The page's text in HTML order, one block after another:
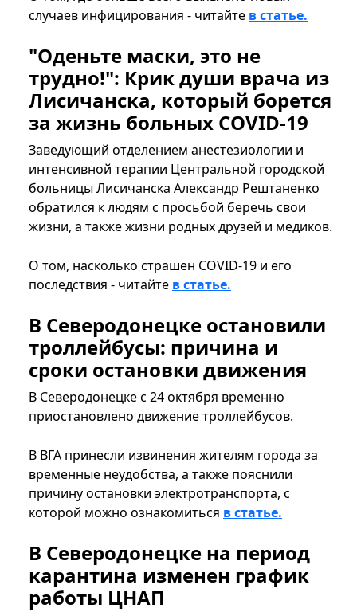
случаев инфицирования - читайте в статье.
"Оденьте маски, это не
трудно!": Крик души врача из
Лисичанска, который борется
за жизнь больных COVID-19
Заведующий отделением анестезиологии и
интенсивной терапии Центральной городской
больницы Лисичанска Александр Рештаненко
обратился к людям с просьбой беречь свои
жизни, а также жизни родных друзей и медиков.
О том, насколько страшен COVID-19 и его
последствия - читайте в статье.
В Северодонецке остановили
троллейбусы: причина и
сроки остановки движения
В Северодонецке с 24 октября временно
приостановлено движение троллейбусов.
В ВГА принесли извинения жителям города за
временные неудобства, а также пояснили
причину остановки электротранспорта, с
которой можно ознакомиться в статье.
В Северодонецке на период
карантина изменен график
работы ЦНАП